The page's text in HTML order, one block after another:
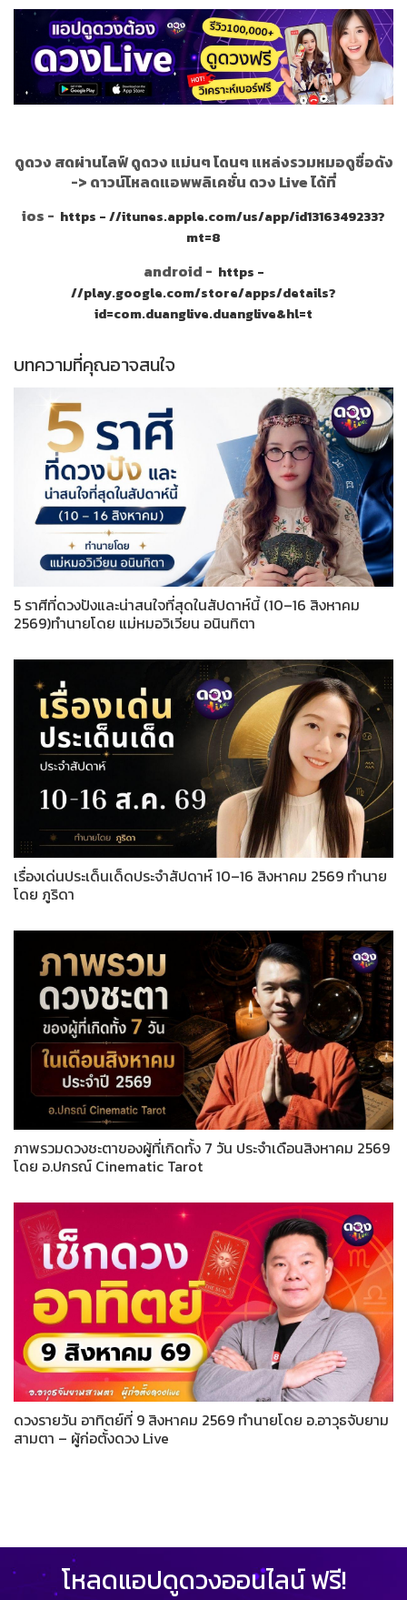
ดูดวง สดผ่านไลฟ์ ดูดวง แม่นๆ โดนๆ แหล่งรวมหมอดูชื่อดัง
-> ดาวน์โหลดแอพพลิเคชั่น ดวง Live ได้ที่
ios - https - //itunes.apple.com/us/app/id1316349233?
mt=8
android - https -
//play.google.com/store/apps/details?
id=com.duanglive.duanglive&hl=t
บทความที่คุณอาจสนใจ
5 ราศีที่ดวงปังและน่าสนใจที่สุดในสัปดาห์นี้ (10–16 สิงหาคม
2569)ทำนายโดย แม่หมอวิเวียน อนินทิตา
เรื่องเด่นประเด็นเด็ดประจำสัปดาห์ 10–16 สิงหาคม 2569 ทำนาย
โดย ภูริดา
ภาพรวมดวงชะตาของผู้ที่เกิดทั้ง 7 วัน ประจำเดือนสิงหาคม 2569
โดย อ.ปกรณ์ Cinematic Tarot
ดวงรายวัน อาทิตย์ที่ 9 สิงหาคม 2569 ทำนายโดย อ.อาวุธจับยาม
สามตา – ผู้ก่อตั้งดวง Live
โหลดแอปดูดวงออนไลน์ ฟรี!